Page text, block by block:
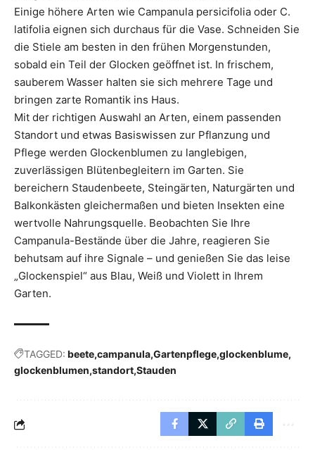
Einige höhere Arten wie Campanula persicifolia oder C.
latifolia eignen sich durchaus für die Vase. Schneiden Sie
die Stiele am besten in den frühen Morgenstunden,
sobald ein Teil der Glocken geöffnet ist. In frischem,
sauberem Wasser halten sie sich mehrere Tage und
bringen zarte Romantik ins Haus.
Mit der richtigen Auswahl an Arten, einem passenden
Standort und etwas Basiswissen zur Pflanzung und
Pflege werden Glockenblumen zu langlebigen,
zuverlässigen Blütenbegleitern im Garten. Sie
bereichern Staudenbeete, Steingärten, Naturgärten und
Balkonkästen gleichermaßen und bieten Insekten eine
wertvolle Nahrungsquelle. Beobachten Sie Ihre
Campanula-Bestände über die Jahre, reagieren Sie
behutsam auf ihre Signale – und genießen Sie das leise
„Glockenspiel“ aus Blau, Weiß und Violett in Ihrem
Garten.
TAGGED: beete campanula Gartenpflege glockenblume
glockenblumen standort Stauden